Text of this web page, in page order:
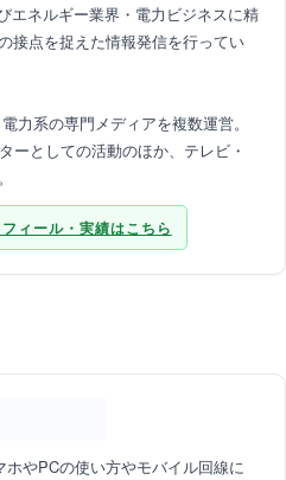
エネルギー業界・電力ビジネスに精
接点を捉えた情報発信を行ってい
力系の専門メディアを複数運営。
ーとしての活動のほか、テレビ・
ィール・実績はこちら
やPCの使い方やモバイル回線に